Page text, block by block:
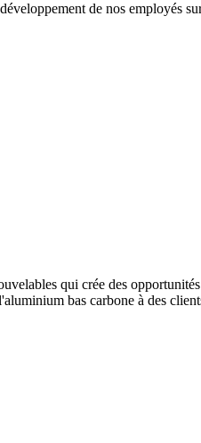
de nos employés
qui crée des
bas carbone à des